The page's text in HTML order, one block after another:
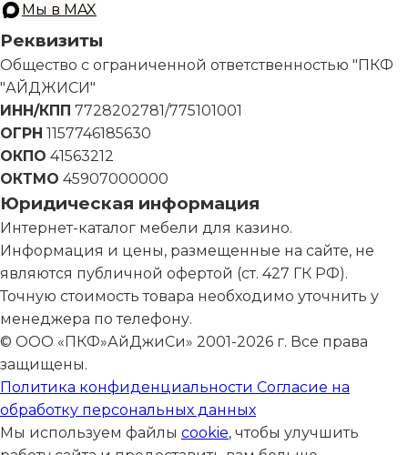
Мы в MAX
Реквизиты
Общество с ограниченной ответственностью "ПКФ
"АЙДЖИСИ"
ИНН/КПП 7728202781/775101001
ОГРН 1157746185630
ОКПО 41563212
ОКТМО 45907000000
Юридическая информация
Интернет-каталог мебели для казино.
Информация и цены, размещенные на сайте, не
являются публичной офертой (ст. 427 ГК РФ).
Точную стоимость товара необходимо уточнить у
менеджера по телефону.
© ООО «ПКФ»АйДжиСи» 2001-2026 г. Все права
защищены.
Политика конфиденциальности Согласие на
обработку персональных данных
Мы используем файлы cookie, чтобы улучшить